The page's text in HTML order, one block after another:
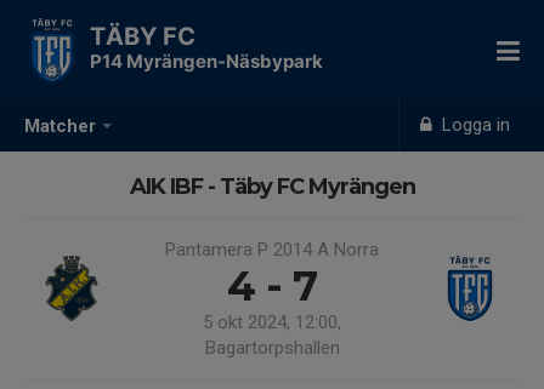
Matcher Logga in
TÄBY FC
P14 Myrängen-Näsbypark
AIK IBF - Täby FC Myrängen
Pantamera P 2014 A Norra
4 - 7
5 okt 2024, 12:00,
Bagartorpshallen